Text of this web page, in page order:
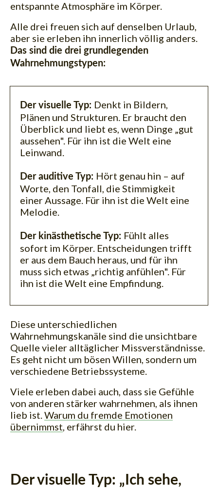
entspannte Atmosphäre im Körper.
Alle drei freuen sich auf denselben Urlaub,
aber sie erleben ihn innerlich völlig anders.
Das sind die drei grundlegenden
Wahrnehmungstypen:
Der visuelle Typ: Denkt in Bildern,
Plänen und Strukturen. Er braucht den
Überblick und liebt es, wenn Dinge „gut
aussehen". Für ihn ist die Welt eine
Leinwand.
Der auditive Typ: Hört genau hin – auf
Worte, den Tonfall, die Stimmigkeit
einer Aussage. Für ihn ist die Welt eine
Melodie.
Der kinästhetische Typ: Fühlt alles
sofort im Körper. Entscheidungen trifft
er aus dem Bauch heraus, und für ihn
muss sich etwas „richtig anfühlen". Für
ihn ist die Welt eine Empfindung.
Diese unterschiedlichen
Wahrnehmungskanäle sind die unsichtbare
Quelle vieler alltäglicher Missverständnisse.
Es geht nicht um bösen Willen, sondern um
verschiedene Betriebssysteme.
Viele erleben dabei auch, dass sie Gefühle
von anderen stärker wahrnehmen, als ihnen
lieb ist.Warum du fremde Emotionen
übernimmst, erfährst du hier.
Der visuelle Typ: „Ich sehe,